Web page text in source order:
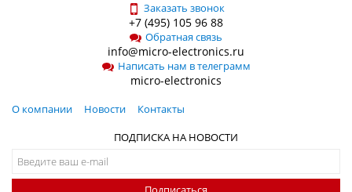
Заказать звонок
+7 (495) 105 96 88
Обратная связь
info@micro-electronics.ru
Написать нам в телеграмм
micro-electronics
О компании Новости
Контакты
ПОДПИСКА НА НОВОСТИ